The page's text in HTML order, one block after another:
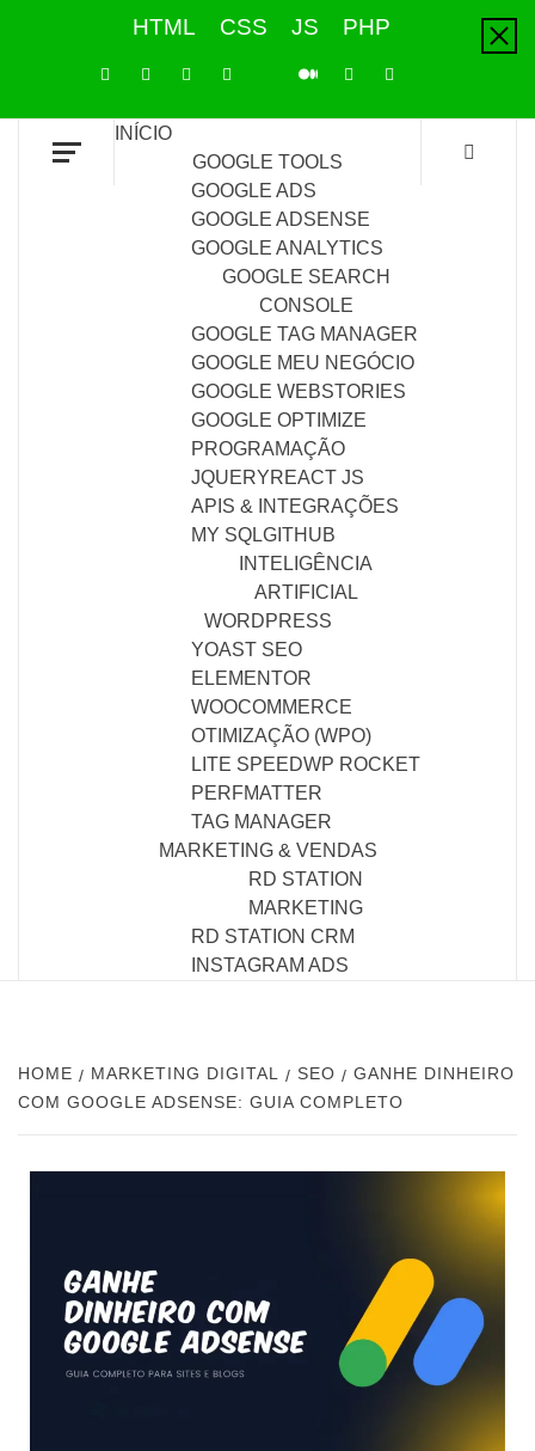
HTML CSS JS PHP
LinkedInInstagramFacebookYoutube PinterestTiktok
INÍCIO
GOOGLE TOOLS
GOOGLE ADS
GOOGLE ADSENSE
GOOGLE ANALYTICS
GOOGLE SEARCH
CONSOLE
GOOGLE TAG MANAGER
GOOGLE MEU NEGÓCIO
GOOGLE WEBSTORIES
GOOGLE OPTIMIZE
PROGRAMAÇÃO
JQUERYREACT JS
APIS & INTEGRAÇÕES
MY SQLGITHUB
INTELIGÊNCIA
ARTIFICIAL
WORDPRESS
YOAST SEO
ELEMENTOR
WOOCOMMERCE
OTIMIZAÇÃO (WPO)
LITE SPEEDWP ROCKET
PERFMATTER
TAG MANAGER
MARKETING & VENDAS
RD STATION
MARKETING
RD STATION CRM
INSTAGRAM ADS
HOME MARKETING DIGITAL SEO
GANHE DINHEIRO
COM GOOGLE ADSENSE: GUIA COMPLETO